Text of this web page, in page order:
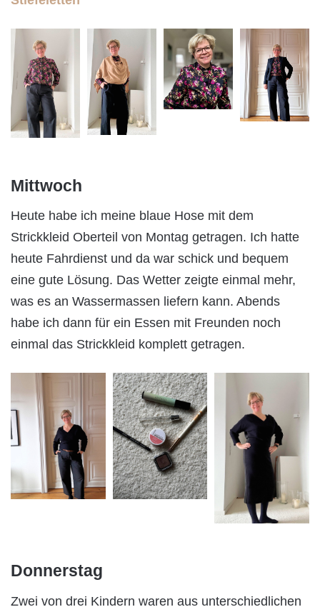
Mittwoch
Heute habe ich meine blaue Hose mit dem
Strickkleid Oberteil von Montag getragen. Ich hatte
heute Fahrdienst und da war schick und bequem
eine gute Lösung. Das Wetter zeigte einmal mehr,
was es an Wassermassen liefern kann. Abends
habe ich dann für ein Essen mit Freunden noch
einmal das Strickkleid komplett getragen.
Donnerstag
Zwei von drei Kindern waren aus unterschiedlichen